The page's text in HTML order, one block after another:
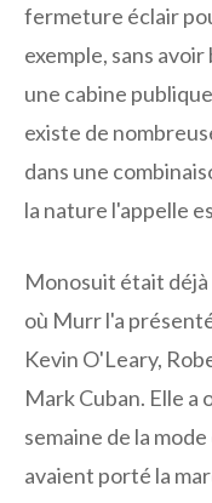
fermeture éclair
exemple, sans
une cabine
existe de
dans une
la nature l'appelle
Monosuit était
où Murr l'a
Kevin O'Leary,
Mark Cuban. Elle a
semaine de la
avaient porté la